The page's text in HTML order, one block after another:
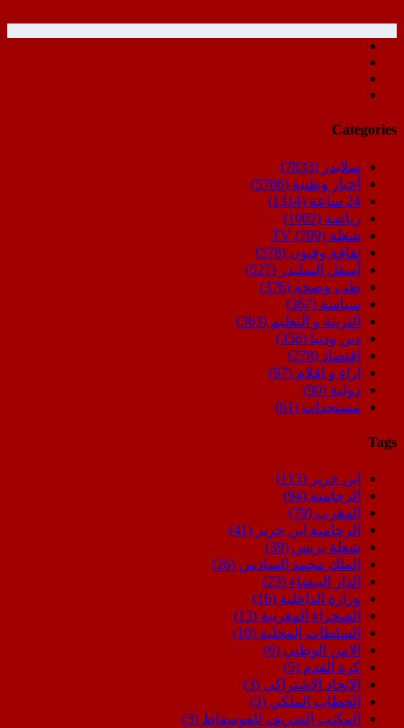
Categories
سلايدر (7833)
أخبار وطنية (5706)
24 ساعة
(1314)
رياضة (1002)
شعلة TV (709)
ثقافة وفنون (578)
أسفل السليدر (527)
طب وصحة (376)
سياسة (367)
التربية و التعليم (363)
دين ودنيا (356)
اقتصاد (278)
اراء و اقلام (97)
دولية (90)
مستجدات (61)
Tags
ابن جرير (113)
الرحامنة (94)
المغرب (79)
الرحامنة ابن جرير (41)
شعلة بريس (39)
الملك محمد السادس (26)
الدار البيضاء (23)
وزارة الداخلية (16)
الصحراء المغربية (13)
السلطات المحلية (10)
الامن الوطني (6)
كرة القدم (5)
الاتحاد الاشتراكي (3)
الخطاب الملكي (3)
المكتب الشريف للفوسفاط (3)